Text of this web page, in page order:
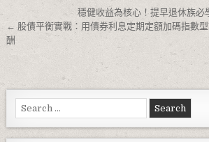
文章導覽穩健收益為核心！提早退休族
← 股債平衡實戰：用債券利息定期定額加碼指數
酬
Search for: